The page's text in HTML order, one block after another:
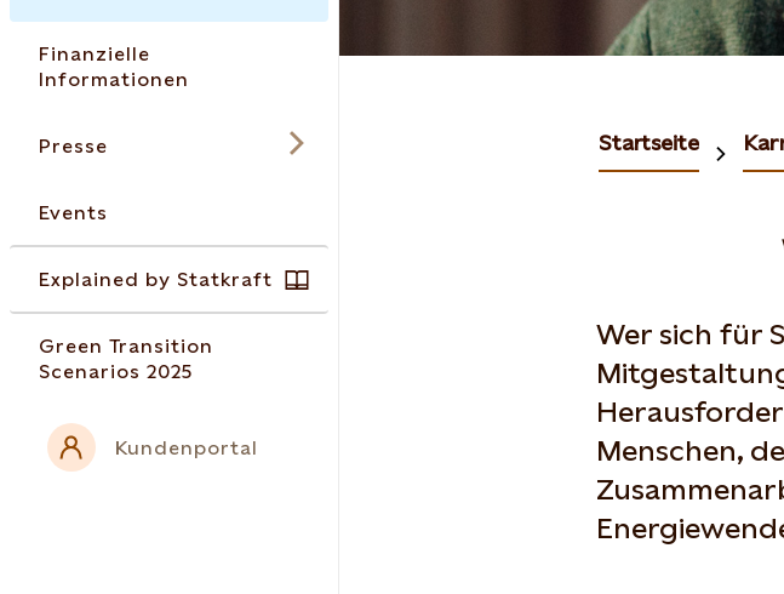
Finanzielle
Informationen
Presse
Events
Explained by Statkraft
Green Transition
Scenarios 2025
Kundenportal
Startseite
Wer sich für
Menschen,